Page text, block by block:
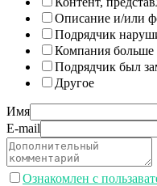
Описание и/или
Подрядчик
Компания больше
Подрядчик был
Другое
Имя
E-mail
Ознакомлен с